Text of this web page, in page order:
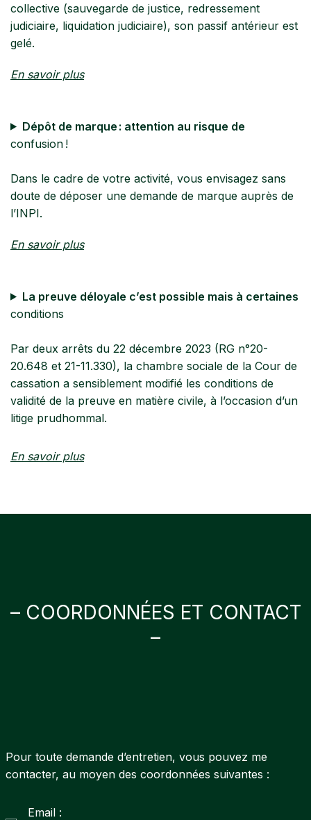
collective (sauvegarde de justice, redressement
judiciaire, liquidation judiciaire), son passif antérieur est
gelé.
En savoir plus
Dépôt de marque : attention au risque de
confusion !
Dans le cadre de votre activité, vous envisagez sans
doute de déposer une demande de marque auprès de
l’INPI.
En savoir plus
La preuve déloyale c’est possible mais à certaines
conditions
Par deux arrêts du 22 décembre 2023 (RG n°20-
20.648 et 21-11.330), la chambre sociale de la Cour de
cassation a sensiblement modifié les conditions de
validité de la preuve en matière civile, à l’occasion d’un
litige prudhommal.
En savoir plus
– COORDONNÉES ET CONTACT
–
Pour toute demande d’entretien, vous pouvez me
contacter, au moyen des coordonnées suivantes :
Email :